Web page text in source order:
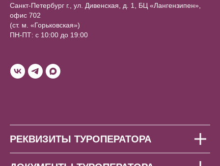
Санкт-Петербург г., ул. Дивенская, д. 1, БЦ «Лангензипен»,
офис 702
(ст. м. «Горьковская»)
ПН-ПТ: с 10:00 до 19:00
РЕКВИЗИТЫ ТУРОПЕРАТОРА